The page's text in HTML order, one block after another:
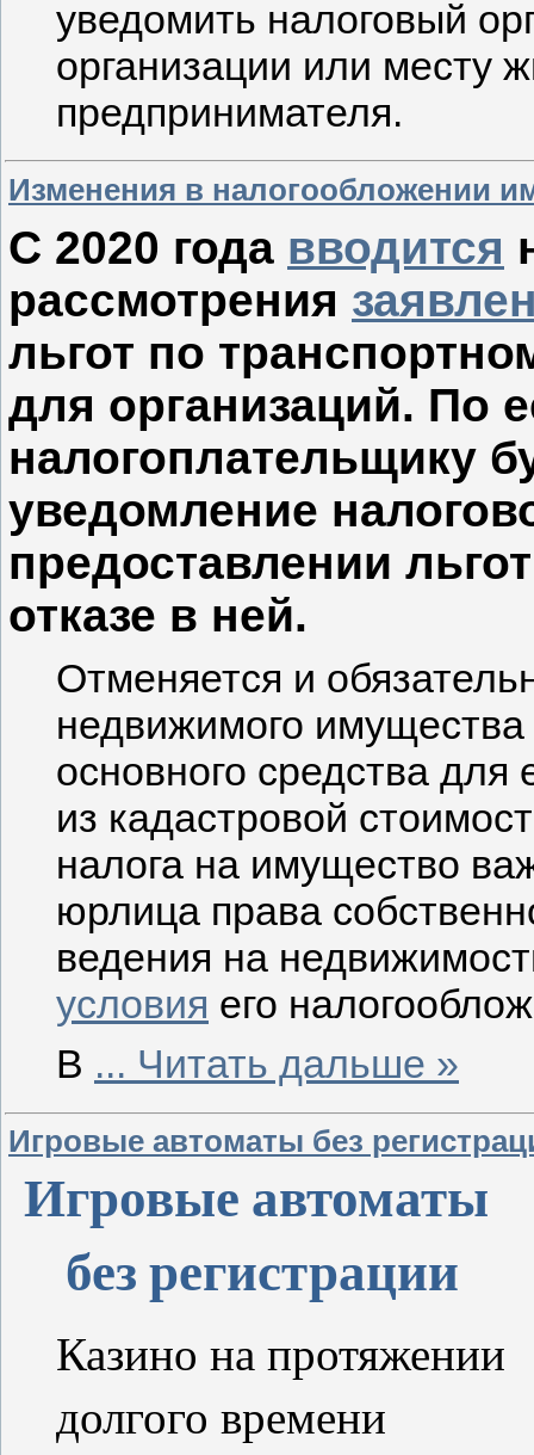
уведомить налоговый
организации или месту
предпринимателя.
Изменения в налогообложении
С 2020 года вводится
рассмотрения
льгот по
для организаций. По
налогоплательщику
уведомление
предоставлении
отказе в ней.
Отменяется и
недвижимого имущества
основного средства для
из кадастровой
налога на имущество
юрлица права
ведения на
условия его
В ... Читать дальше »
Игровые автоматы без
Игровые автоматы
без регистрации
Казино на протяжении
долгого времени